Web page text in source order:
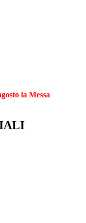
la Messa